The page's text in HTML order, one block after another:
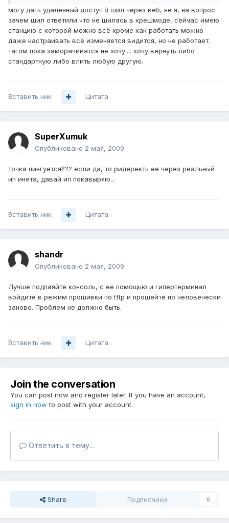
могу дать удалённый доступ :) шил через веб, не я, на вопрос
зачем шил ответили что не шилась в крешмоде, сейчас имею
станцию с которой можно всё кроме как работать можно
даже настраивать всё изменяется видится, но не работает.
тагом пока заморачиватся не хочу.... хочу вернуть либо
стандартную либо влить любую другую.
Вставить ник Цитата
SuperXumuk
Опубликовано 2 мая, 2009
точка пингуется??? если да, то ридеректь ее через реальный
ип инета, давай ип покавыряю...
Вставить ник Цитата
shandr
Опубликовано 2 мая, 2009
Лучше подпаяйте консоль, с её помощью и гипертерминал
войдите в режим прошивки по tftp и прошейте по человечески
заново. Проблем не должно быть.
Вставить ник Цитата
Join the conversation
You can post now and register later. If you have an account,
sign in now to post with your account.
Ответить в тему...
Share Подписчики 0